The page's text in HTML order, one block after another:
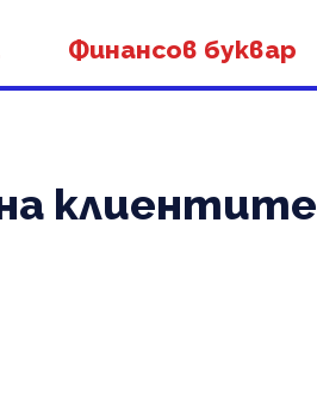
Финансов буквар
клиентите